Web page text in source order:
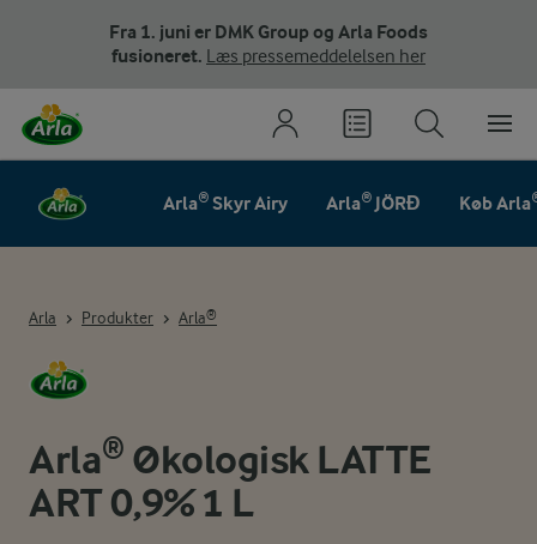
Fra 1. juni er DMK Group og Arla Foods
fusioneret. Læs pressemeddelelsen her
Arla® Skyr Airy Arla® JÖRĐ Køb
Arla Produkter Arla®
Arla® Økologisk LATTE
ART 0,9% 1 L